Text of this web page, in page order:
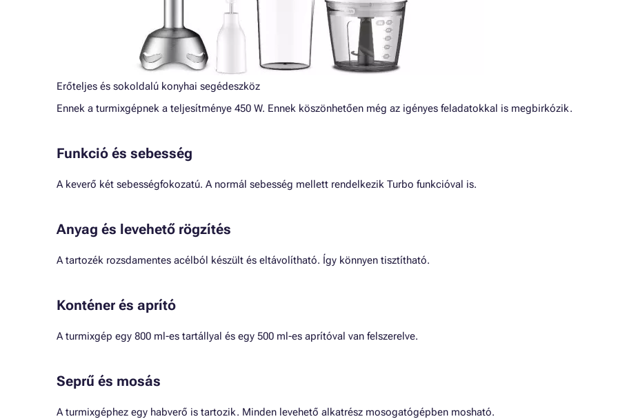
Erőteljes és sokoldalú konyhai segédeszköz
Ennek a turmixgépnek a teljesítménye 450 W. Ennek köszönhetően még az igényes feladatokkal is megbirkózik.
Funkció és sebesség
A keverő két sebességfokozatú. A normál sebesség mellett rendelkezik Turbo funkcióval is.
Anyag és levehető rögzítés
A tartozék rozsdamentes acélból készült és eltávolítható. Így könnyen tisztítható.
Konténer és aprító
A turmixgép egy 800 ml-es tartállyal és egy 500 ml-es aprítóval van felszerelve.
Seprű és mosás
A turmixgéphez egy habverő is tartozik. Minden levehető alkatrész mosogatógépben mosható.